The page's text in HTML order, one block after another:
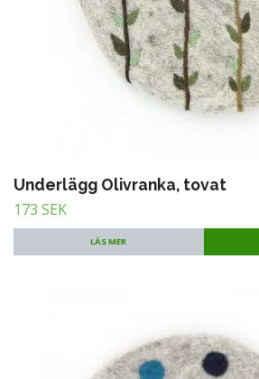
Underlägg Olivranka, tovat
173 SEK
LÄS MER